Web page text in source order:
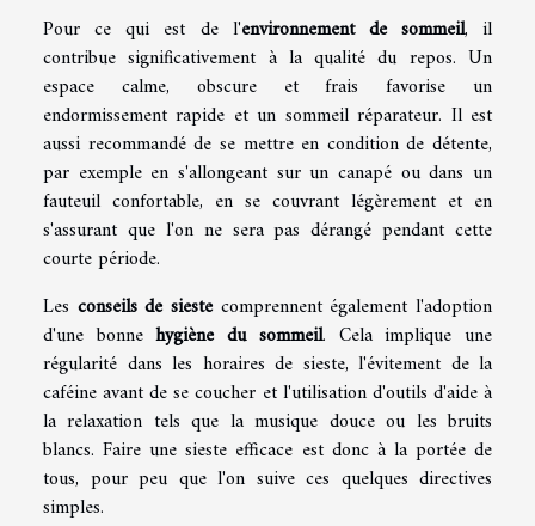
Pour ce qui est de l'environnement de sommeil, il
contribue significativement à la qualité du repos. Un
espace calme, obscure et frais favorise un
endormissement rapide et un sommeil réparateur. Il est
aussi recommandé de se mettre en condition de détente,
par exemple en s'allongeant sur un canapé ou dans un
fauteuil confortable, en se couvrant légèrement et en
s'assurant que l'on ne sera pas dérangé pendant cette
courte période.
Les conseils de siestecomprennent également l'adoption
d'une bonnehygiène du sommeil. Cela implique une
régularité dans les horaires de sieste, l'évitement de la
caféine avant de se coucher et l'utilisation d'outils d'aide à
la relaxation tels que la musique douce ou les bruits
blancs. Faire une sieste efficace est donc à la portée de
tous, pour peu que l'on suive ces quelques directives
simples.